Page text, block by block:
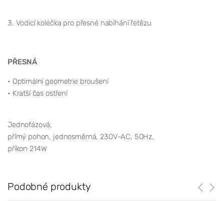
3. Vodicí kolečka pro přesné nabíhání řetězu
PŘESNÁ
• Optimální geometrie broušení
• Kratší čas ostření
Jednofázová,
přímý pohon, jednosměrná, 230V-AC, 50Hz,
příkon 214W
Podobné produkty